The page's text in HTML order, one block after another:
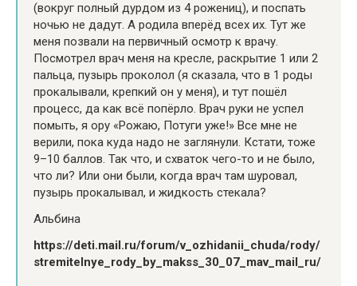
(вокруг полный дурдом из 4 рожениц), и поспать
ночью не дадут. А родила вперёд всех их. Тут же
меня позвали на первичный осмотр к врачу.
Посмотрел врач меня на кресле, раскрытие 1 или 2
пальца, пузырь проколол (я сказала, что в 1 роды
прокалывали, крепкий он у меня), и тут пошёл
процесс, да как всё попёрло. Врач руки не успел
помыть, я ору «Рожаю, Потуги уже!» Все мне не
верили, пока куда надо не заглянули. Кстати, тоже
9–10 баллов. Так что, и схваток чего-то и не было,
что ли? Или они были, когда врач там шуровал,
пузырь прокалывал, и жидкость стекала?
Альбина
https://deti.mail.ru/forum/v_ozhidanii_chuda/rody/
stremitelnye_rody_by_makss_30_07_mav_mail_ru/